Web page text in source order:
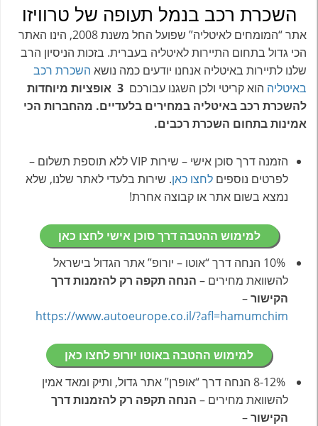
השכרת רכב בנמל תעופה של טרוויזו
אתר “המומחים לאיטליה” שפועל החל משנת 2008, הינו האתר
הכי גדול בתחום התיירות לאיטליה בעברית. בזכות הניסיון הרב
שלנו לתיירות באיטליה אנחנו יודעים כמה נושא השכרת רכב
באיטליה הוא קריטי ולכן השגנו עבורכם
3 אופציות מיוחדות
להשכרת רכב באיטליה במחירים בלעדיים. מהחברות הכי
אמינות בתחום השכרת רכבים.
הזמנה דרך סוכן אישי – שירות VIP ללא תוספת תשלום –
לפרטים נוספים לחצו כאן. שירות בלעדי לאתר שלנו, שלא
נמצא בשום אתר או קבוצה אחרת!
למימוש ההטבה דרך סוכן אישי לחצו כאן
10% הנחה דרך “אוטו – יורופ” אתר הגדול בישראל
להשוואת מחירים – הנחה תקפה רק להזמנות דרך
הקישור–
https://www.autoeurope.co.il/?afl=hamumchim
למימוש ההטבה באוטו יורופ לחצו כאן
8-12% הנחה דרך “אופרן” אתר גדול, ותיק ומאד אמין
להשוואת מחירים – הנחה תקפה רק להזמנות דרך
הקישור–